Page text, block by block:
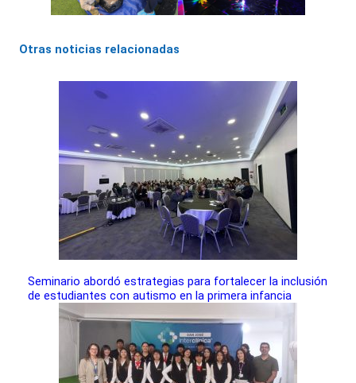
Otras noticias relacionadas
Seminario abordó estrategias para fortalecer la inclusión
de estudiantes con autismo en la primera infancia